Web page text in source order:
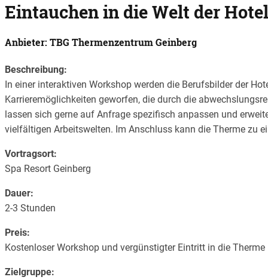
Eintauchen in die Welt der
Anbieter: TBG Thermenzentrum Geinberg
Beschreibung:
In einer interaktiven Workshop werden die Berufsbilder der
Karrieremöglichkeiten geworfen, die durch die
lassen sich gerne auf Anfrage spezifisch anpassen und
vielfältigen Arbeitswelten. Im Anschluss kann die Therme zu
Vortragsort:
Spa Resort Geinberg
Dauer:
2-3 Stunden
Preis:
Kostenloser Workshop und vergünstigter Eintritt in die Therme
Zielgruppe: